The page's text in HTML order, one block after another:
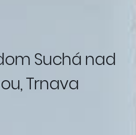
Suchá nad
Trnava